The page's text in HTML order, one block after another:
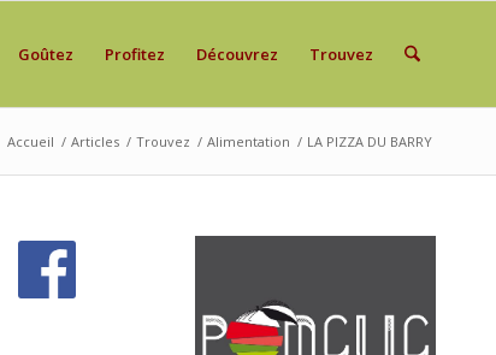
Goûtez Profitez Découvrez Trouvez
Accueil / Articles / Trouvez / Alimentation / LA PIZZA DU BARRY